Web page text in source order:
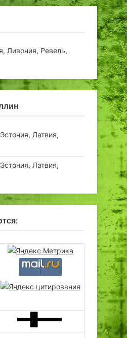
Ливония, Ревель,
Латвия,
Латвия,